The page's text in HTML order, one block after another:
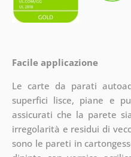
Facile applicazione
Le carte da parati
superfici lisce, piane e
assicurati che la parete
irregolarità e residui di
sono le pareti in